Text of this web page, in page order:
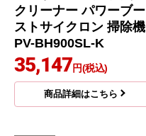
クリーナー パワーブー
ストサイクロン 掃除機
PV-BH900SL-K
35,147円(税込)
商品詳細はこちら